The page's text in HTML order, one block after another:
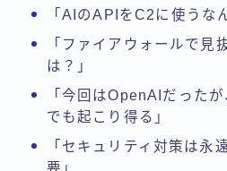
「AIのAPIをC2に使うな
「ファイアウォールで見
は？」
「今回はOpenAIだった
でも起こり得る」
「セキュリティ対策は永
要」